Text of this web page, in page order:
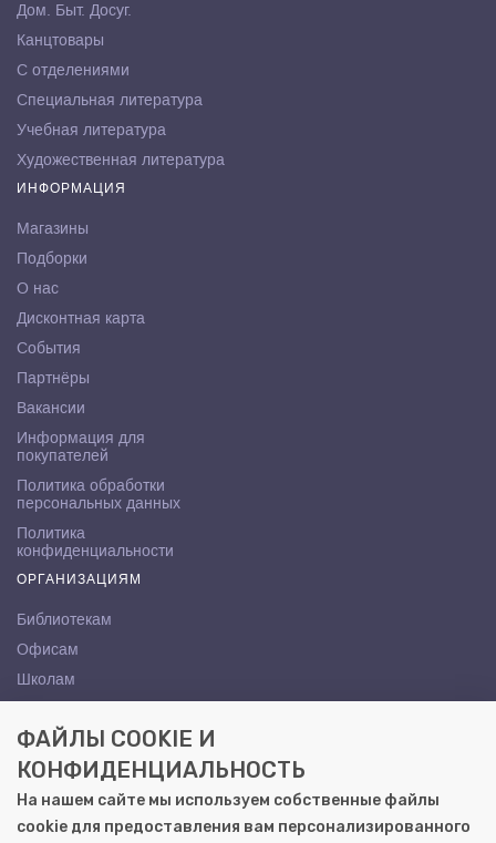
Дом. Быт. Досуг.
Канцтовары
С отделениями
Специальная литература
Учебная литература
Художественная литература
ИНФОРМАЦИЯ
Магазины
Подборки
О нас
Дисконтная карта
События
Партнёры
Вакансии
Информация для
покупателей
Политика обработки
персональных данных
Политика
конфиденциальности
ОРГАНИЗАЦИЯМ
Библиотекам
Офисам
Школам
КОНТАКТЫ
Саратов, ул. Осипова, 10А
+7 (8452) 72-65-65
gemera@moya-kniga.ru
ФАЙЛЫ COOKIE И
КОНФИДЕНЦИАЛЬНОСТЬ
На нашем сайте мы используем собственные файлы
cookie для предоставления вам персонализированного